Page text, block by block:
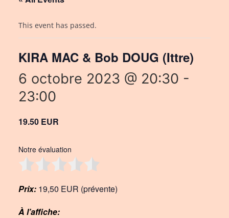
This event has passed.
KIRA MAC & Bob DOUG (Ittre)
6 octobre 2023 @ 20:30 -
23:00
19.50 EUR
Notre évaluation
Prix: 19,50 EUR (prévente)
À l’affiche: